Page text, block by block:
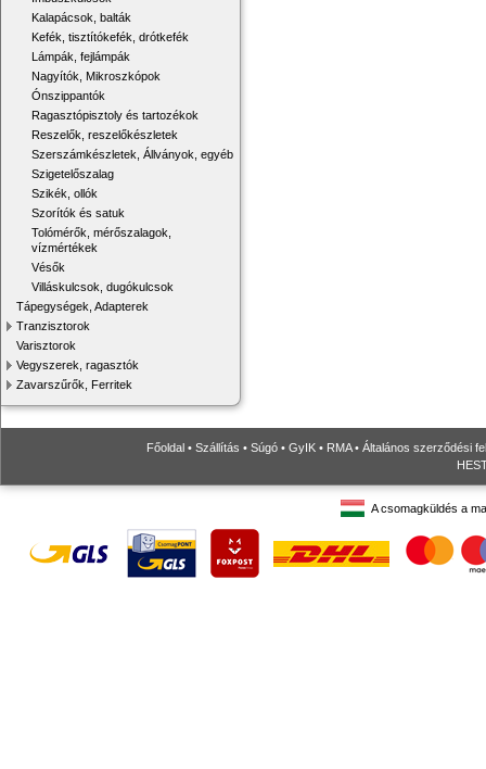
Kalapácsok, balták
Kefék, tisztítókefék, drótkefék
Lámpák, fejlámpák
Nagyítók, Mikroszkópok
Ónszippantók
Ragasztópisztoly és tartozékok
Reszelők, reszelőkészletek
Szerszámkészletek, Állványok, egyéb
Szigetelőszalag
Szikék, ollók
Szorítók és satuk
Tolómérők, mérőszalagok,
vízmértékek
Vésők
Villáskulcsok, dugókulcsok
Tápegységek, Adapterek
Tranzisztorok
Varisztorok
Vegyszerek, ragasztók
Zavarszűrők, Ferritek
Főoldal • Szállítás • Súgó • GyIK • RMA• Általános szerződési
A csomagküldés a